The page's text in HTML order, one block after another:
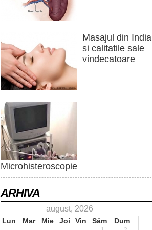
Masajul din India
si calitatile sale
vindecatoare
Microhisteroscopie
ARHIVA
august, 2026
Lun Mar Mie Joi Vin Sâm Dum